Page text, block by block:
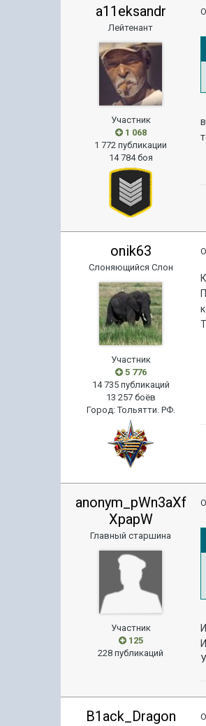
a11eksandr
Лейтенант
Участник
1 068
1 772 публикации
14 784 боя
onik63
Слоняющийся Слон
Участник
5 776
14 735 публикаций
13 257 боёв
Город:Тольятти. РФ.
anonym_pWn3aXf
XpapW
Главный старшина
Участник
125
228 публикаций
B1ack_Dragon